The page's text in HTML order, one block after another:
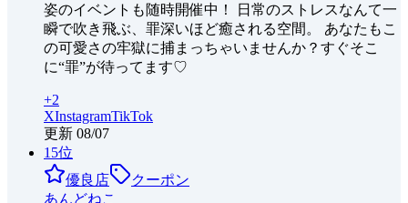
姿のイベントも随時開催中！ 日常のストレスなんて一
瞬で吹き飛ぶ、罪深いほど癒される空間。 あなたもこ
の可愛さの牢獄に捕まっちゃいませんか？すぐそこ
に“罪”が待ってます♡
+2
XInstagramTikTok
更新 08/07
15位
優良店
クーポン
あんどねこ